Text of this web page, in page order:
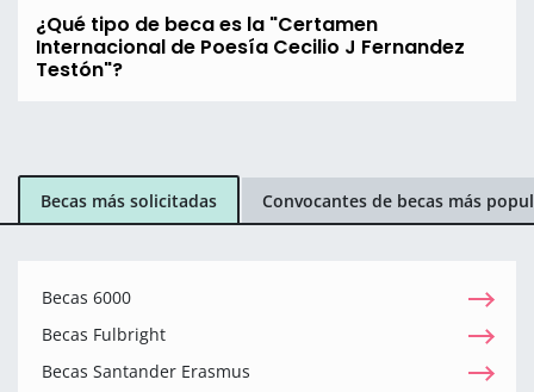
¿Qué tipo de beca es la "Certamen
Internacional de Poesía Cecilio J Fernandez
Testón"?
Becas más solicitadas Convocantes de becas más
Becas 6000
Becas Fulbright
Becas Santander Erasmus